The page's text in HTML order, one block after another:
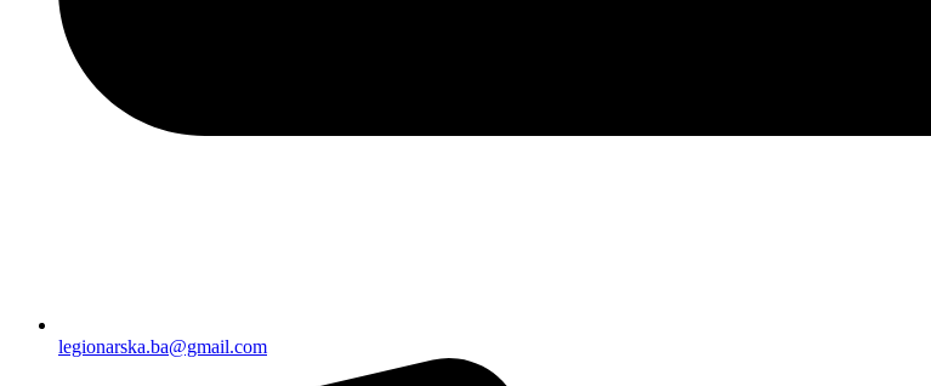
legionarska.ba@gmail.com